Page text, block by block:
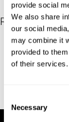
provide social
We also share
our social
may combine it
provided to
of their services.
Selection
Necessary
Referenties
Hooper, H. E.
Los Angeles, CA:
Merten, T. (2004).